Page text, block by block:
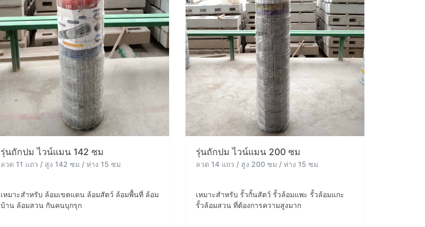
รุ่นถักปม ไวน์แมน 142 ซม
ลวด 11 แถว / สูง 142 ซม / ห่าง 15 ซม
เหมาะสำหรับ ล้อมเขตแดน ล้อมสัตว์ ล้อมพื้นที่ ล้อม
บ้าน ล้อมสวน กันคนบุกรุก
รุ่นถักปม ไวน์แมน 200 ซม
ลวด 14 แถว / สูง 200 ซม / ห่าง 15 ซม
เหมาะสำหรับ รั้วกั้นสัตว์ รั้วล้อมแพะ รั้วล้อมแกะ
รั้วล้อมสวน ที่ต้องการความสูงมาก